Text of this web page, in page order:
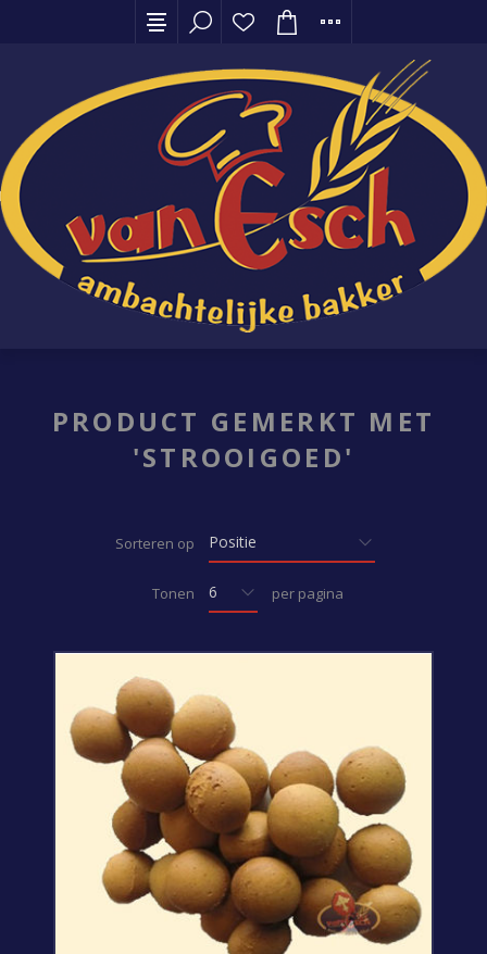
PRODUCT GEMERKT MET
'STROOIGOED'
Sorteren op
Tonen per pagina